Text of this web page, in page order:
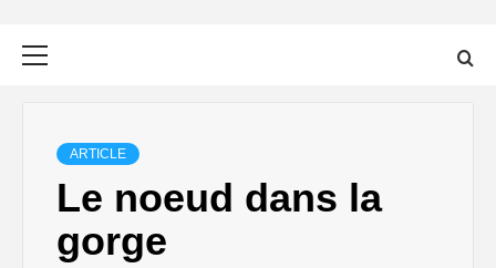
ARTICLE
Le noeud dans la
gorge